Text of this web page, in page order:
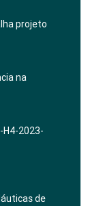
projeto
na
H4-2023-
de